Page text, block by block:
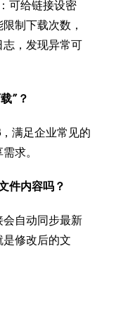
可给链接设密
制下载次数，
，发现异常可
”？
，满足企业常见的
求。
件内容吗？
自动同步最新
修改后的文